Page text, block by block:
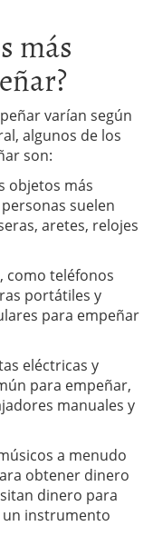
más
varían según
algunos de los
son:
objetos más
suelen
aretes, relojes
como teléfonos
portátiles y
para empeñar
eléctricas y
para empeñar,
manuales y
a menudo
obtener dinero
dinero para
instrumento